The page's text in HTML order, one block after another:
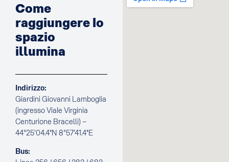
Come
raggiungere lo
spazio
illumina
Indirizzo:
Giardini Giovanni Lamboglia
(ingresso Viale Virginia
Centurione Bracelli) –
44°25’04.4″N 8°57’41.4″E
Bus: